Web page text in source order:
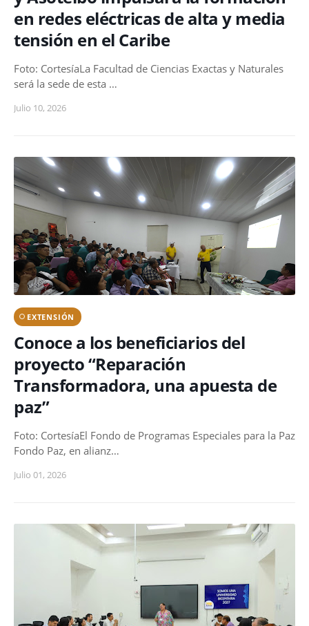
en redes eléctricas de alta y media
tensión en el Caribe
Foto: CortesíaLa Facultad de Ciencias Exactas y Naturales
será la sede de esta …
Julio 10, 2026
EXTENSIÓN
Conoce a los beneficiarios del
proyecto “Reparación
Transformadora, una apuesta de
paz”
Foto: CortesíaEl Fondo de Programas Especiales para la Paz
Fondo Paz, en alianz…
Julio 01, 2026